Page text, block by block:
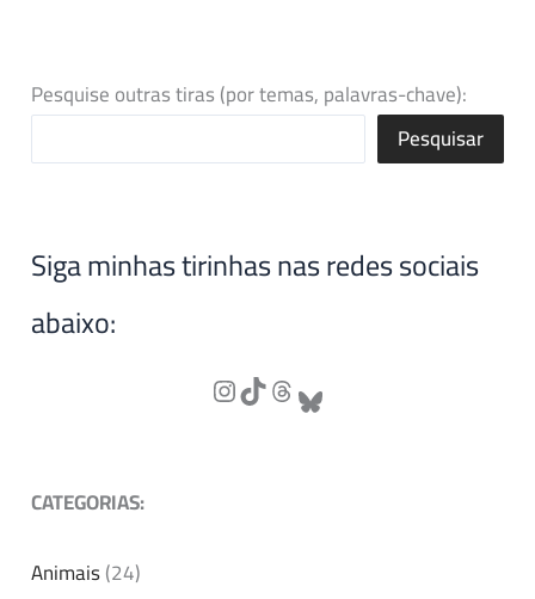
Pesquise outras tiras (por temas, palavras-chave):
Pesquisar
Siga minhas tirinhas nas redes sociais
abaixo:
CATEGORIAS:
Animais(24)